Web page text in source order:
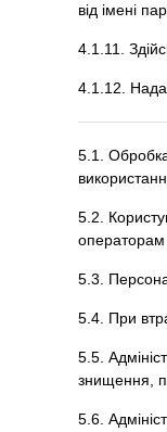
від імені
4.1.11.
4.1.12.
5.1.
5.2.
операторам
5.3.
5.4. При
5.5.
знищення,
5.6.